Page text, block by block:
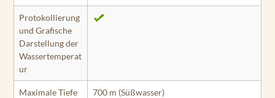
Protokollierung
und Grafische
Darstellung der
Wassertemperat
ur
Maximale Tiefe
700 m (Süßwasser)